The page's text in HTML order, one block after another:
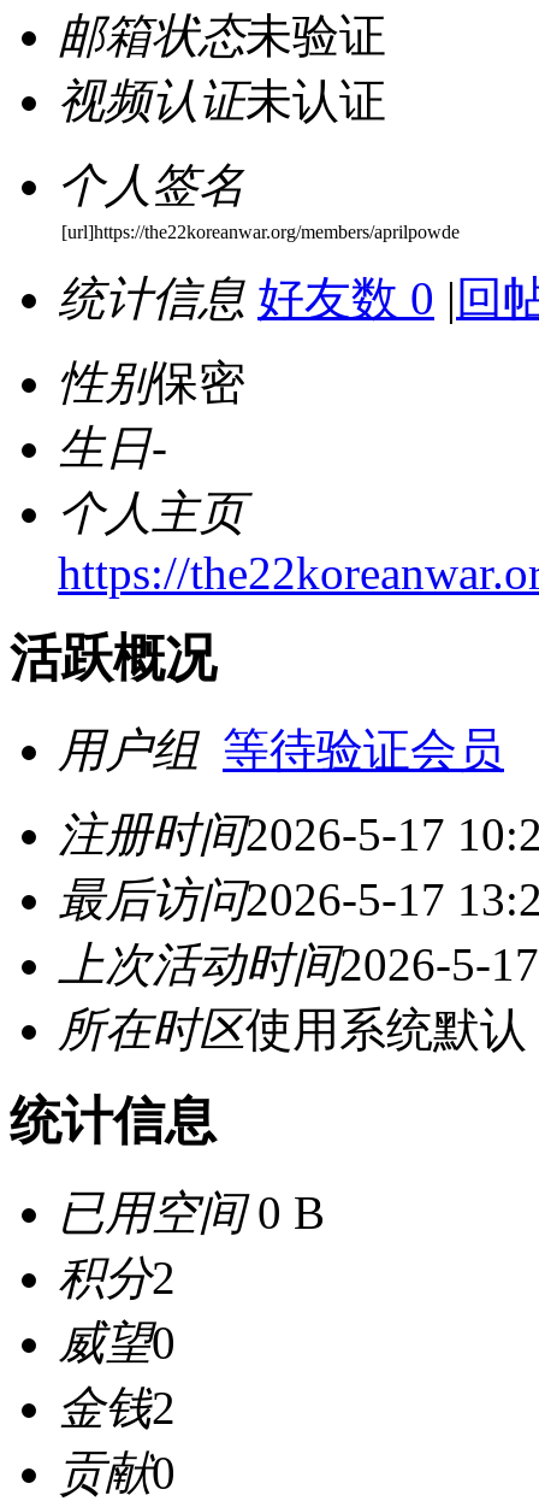
邮箱状态未验证
视频认证未认证
个人签名
[url]https://the22koreanwar.org/members/aprilpowde
统计信息 好友数 0 | 回
性别保密
生日-
个人主页
https://
活跃概况
用户组 等待验证会员
注册时间2026-5-17
最后访问2026-5-17
上次活动时间2026-5-
所在时区使用系统默认
统计信息
已用空间0 B
积分2
威望0
金钱2
贡献0